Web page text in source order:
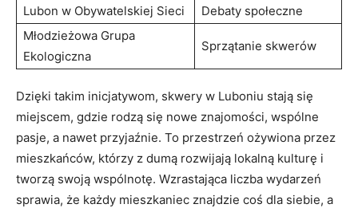
Lubon w Obywatelskiej Sieci
Debaty społeczne
Młodzieżowa Grupa
Ekologiczna
Sprzątanie skwerów
Dzięki takim inicjatywom, skwery w Luboniu stają ⁢się
miejscem,‌ gdzie rodzą się nowe znajomości, wspólne​
pasje, a nawet przyjaźnie. To przestrzeń ożywiona przez‍
mieszkańców, którzy z dumą ⁣rozwijają lokalną⁢ kulturę ​i
tworzą swoją wspólnotę. Wzrastająca‌ liczba wydarzeń
sprawia, że każdy mieszkaniec znajdzie coś dla siebie, a